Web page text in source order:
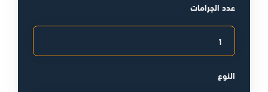
عدد الجرامات
النوع